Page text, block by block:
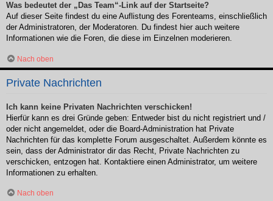
Was bedeutet der „Das Team“-Link auf der Startseite?
Auf dieser Seite findest du eine Auflistung des Forenteams, einschließlich
der Administratoren, der Moderatoren. Du findest hier auch weitere
Informationen wie die Foren, die diese im Einzelnen moderieren.
Nach oben
Private Nachrichten
Ich kann keine Privaten Nachrichten verschicken!
Hierfür kann es drei Gründe geben: Entweder bist du nicht registriert und /
oder nicht angemeldet, oder die Board-Administration hat Private
Nachrichten für das komplette Forum ausgeschaltet. Außerdem könnte es
sein, dass der Administrator dir das Recht, Private Nachrichten zu
verschicken, entzogen hat. Kontaktiere einen Administrator, um weitere
Informationen zu erhalten.
Nach oben